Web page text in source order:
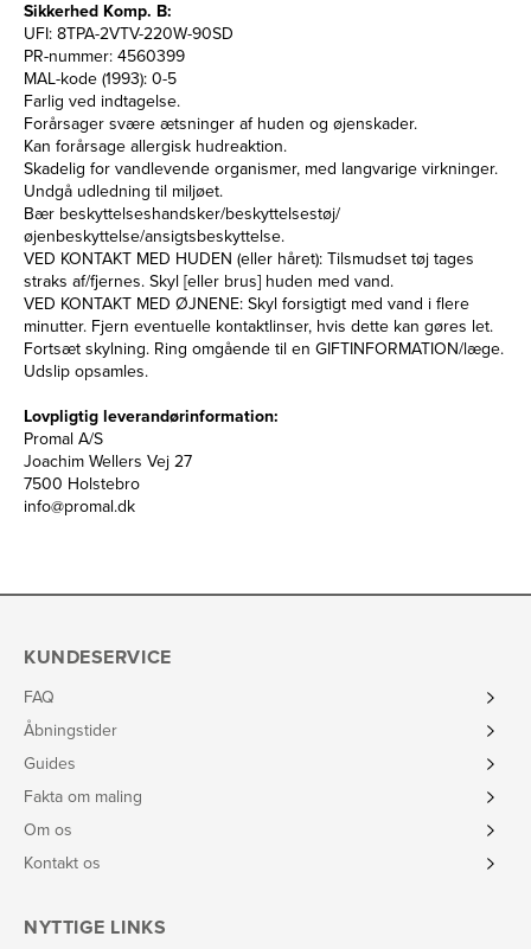
Sikkerhed Komp. B:
UFI: 8TPA-2VTV-220W-90SD
PR-nummer: 4560399
MAL-kode (1993): 0-5
Farlig ved indtagelse.
Forårsager svære ætsninger af huden og øjenskader.
Kan forårsage allergisk hudreaktion.
Skadelig for vandlevende organismer, med langvarige virkninger.
Undgå udledning til miljøet.
Bær beskyttelseshandsker/beskyttelsestøj/
øjenbeskyttelse/ansigtsbeskyttelse.
VED KONTAKT MED HUDEN (eller håret): Tilsmudset tøj tages
straks af/fjernes. Skyl [eller brus] huden med vand.
VED KONTAKT MED ØJNENE: Skyl forsigtigt med vand i flere
minutter. Fjern eventuelle kontaktlinser, hvis dette kan gøres let.
Fortsæt skylning. Ring omgående til en GIFTINFORMATION/læge.
Udslip opsamles.
Lovpligtig leverandørinformation:
Promal A/S
Joachim Wellers Vej 27
7500 Holstebro
info@promal.dk
KUNDESERVICE
FAQ
Åbningstider
Guides
Fakta om maling
Om os
Kontakt os
NYTTIGE LINKS